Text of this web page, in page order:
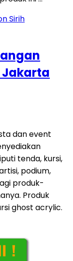
Jakarta
dan event
tenda, kursi,
podium,
produk-
Produk
ghost acrylic.